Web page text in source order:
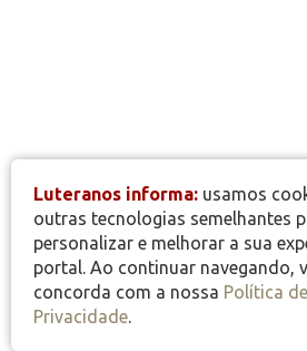
Luteranos informa: usamos
outras tecnologias semelhantes
personalizar e melhorar a sua
portal. Ao continuar navegando,
concorda com a nossa Política de
Privacidade.